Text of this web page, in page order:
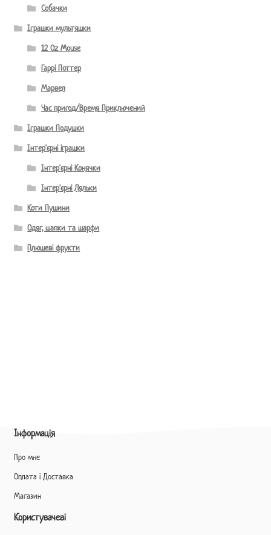
Собачки
Іграшки мультяшки
12 Oz Mouse
Гаррі Поттер
Марвел
Час пригод/Время Приключений
Іграшки Подушки
Інтер'єрні іграшки
Інтер'єрні Конячки
Інтер'єрні Ляльки
Коти Пушини
Одяг, шапки та шарфи
Плюшеві фрукти
Інформація
Про мне
Оплата і Доставка
Магазин
Користувачеві